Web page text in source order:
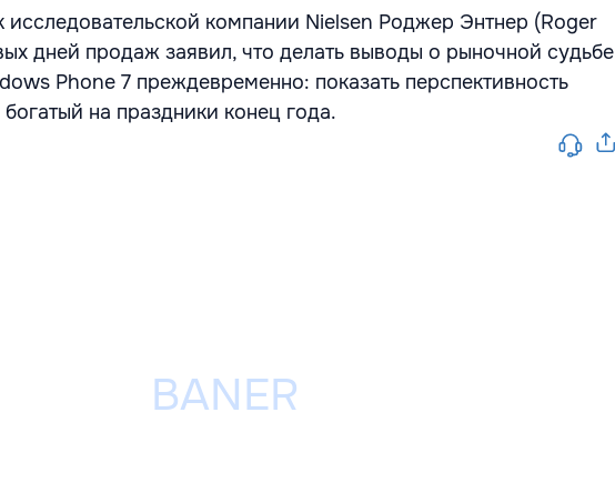
исследовательской компании Nielsen Роджер Энтнер (Roger
дней продаж заявил, что делать выводы о рыночной судьбе
Phone 7 преждевременно: показать перспективность
на праздники конец года.